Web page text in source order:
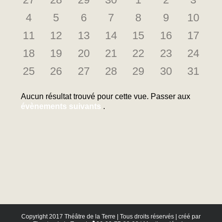
Évènements
évènementsévènementsévènementsévènementsévènements
évènements
0
évènements
4
0
évènements
5
0
évènements
6
0
évènements
7
0
évènements
8
0
évènements
9
0
10
0
évènements
11
0
évènements
12
0
évènements
13
0
évènements
14
0
évènements
15
0
évènements
16
0
17
0
évènements
18
0
évènements
19
0
évènements
20
0
évènements
21
0
évènements
22
0
évènements
23
0
24
0
25
0
26
0
27
0
28
0
29
0
30
0
31
Notice
Aucun résultat trouvé pour cette vue. Passer aux
évènements suivants .
Copyright 2017 Théâtre de la Terre | Tous droits réservés | créé par